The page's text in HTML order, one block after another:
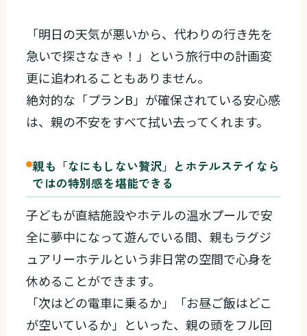
「明日の天気が悪いから、代わりの行き先を
急いで探さなきゃ！」という旅行中の計画変
更に追われることもありません。
絶対的な「プランB」が確保されている安心感
は、親の不安をすべて拭い去ってくれます。
親も「なにもしない贅沢」とホテルステイなら
ではの特別感を堪能できる
子どもが直結施設やホテルの温水プールで安
全に夢中になって遊んでいる間、親もラグジ
ュアリーホテルという非日常の空間で心身を
休めることができます。
「次はどの電車に乗るか」「お昼ご飯はどこ
が空いているか」といった、親の頭をフル回